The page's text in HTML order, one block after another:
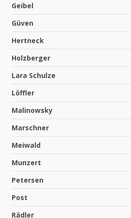
Geibel
Güven
Hertneck
Holzberger
Lara Schulze
Löffler
Malinowsky
Marschner
Meiwald
Munzert
Petersen
Post
Rädler